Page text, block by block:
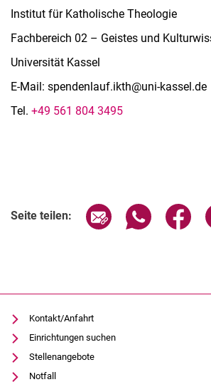
Institut für Katholische Theologie
Fachbereich 02 – Geistes und
Universität Kassel
E-Mail: spendenlauf.ikth@uni-kassel.de
Tel. +49 561 804 3495
Seite teilen: Seite über E-Mail
Seite über
Kontakt/Anfahrt
Einrichtungen suchen
Stellenangebote
Notfall